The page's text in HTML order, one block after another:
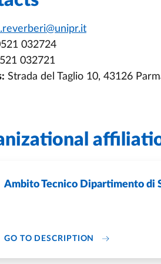
032724
032721
Strada del Taglio 10, 43126
Ambito Tecnico Dipartimento di
GO TO DESCRIPTION DI AMBITO